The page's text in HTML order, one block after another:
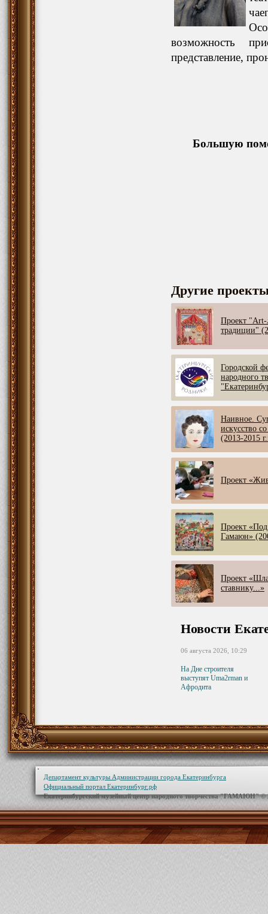
возможность
представление,
Большую
Другие
Проект "Art-
традиции"
Городской
народного
Наивное.
искусство
(2013-2015
Проект
Проект
Гамаюн»
Проект
ставнику...»
Новости
06 августа 2026, 10:29
На Дне строителя
выступят Uma2rman и
Афродита
Департамент культуры Администрации города Екатеринбурга
Официальный портал Екатеринбург.рф
Екатеринбургский музейный центр народного творчества "ГАМАЮН" ©